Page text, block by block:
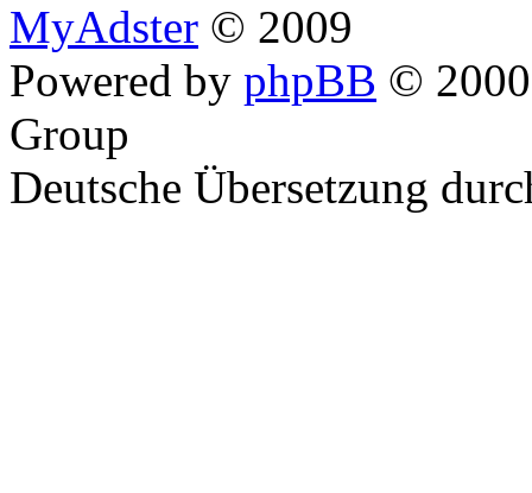
MyAdster © 2009
Powered by phpBB ©
Group
Deutsche Übersetzung